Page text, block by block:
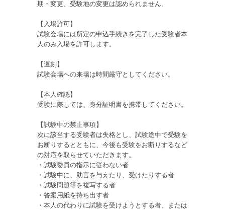
期・変更、受験地の変更は認められません。
【入場許可】
試験会場には所定の申込手続きを完了した受験者本
人のみ入場を許可します。
【遅刻】
試験会場への来場は時間厳守としてください。
【本人確認】
受験に際しては、身分証明書を携帯してください。
【試験中の禁止事項】
次に該当する受験者は失格とし、試験途中で受験を
お断りするとともに、今後も受験をお断りするなど
の対応を取らせていただきます。
・試験委員の指示に従わない者
・試験中に、助言を与えたり、受けたりする者
・試験問題等を複写する者
・答案用紙を持ち出す者
・本人の代わりに試験を受けようとする者、または